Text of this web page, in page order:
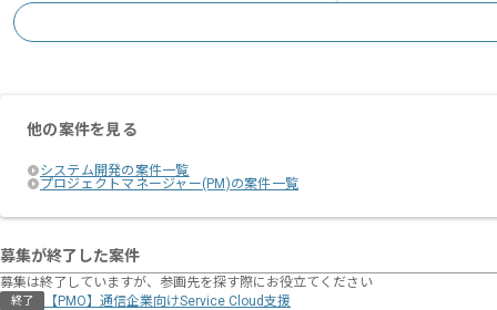
他の案件を見る
システム開発の案件一覧
プロジェクトマネージャー(PM)の案件一覧
募集が終了した案件
募集は終了していますが、参画先を探す際にお役立てください
終了 【PMO】通信企業向けService Cloud支援